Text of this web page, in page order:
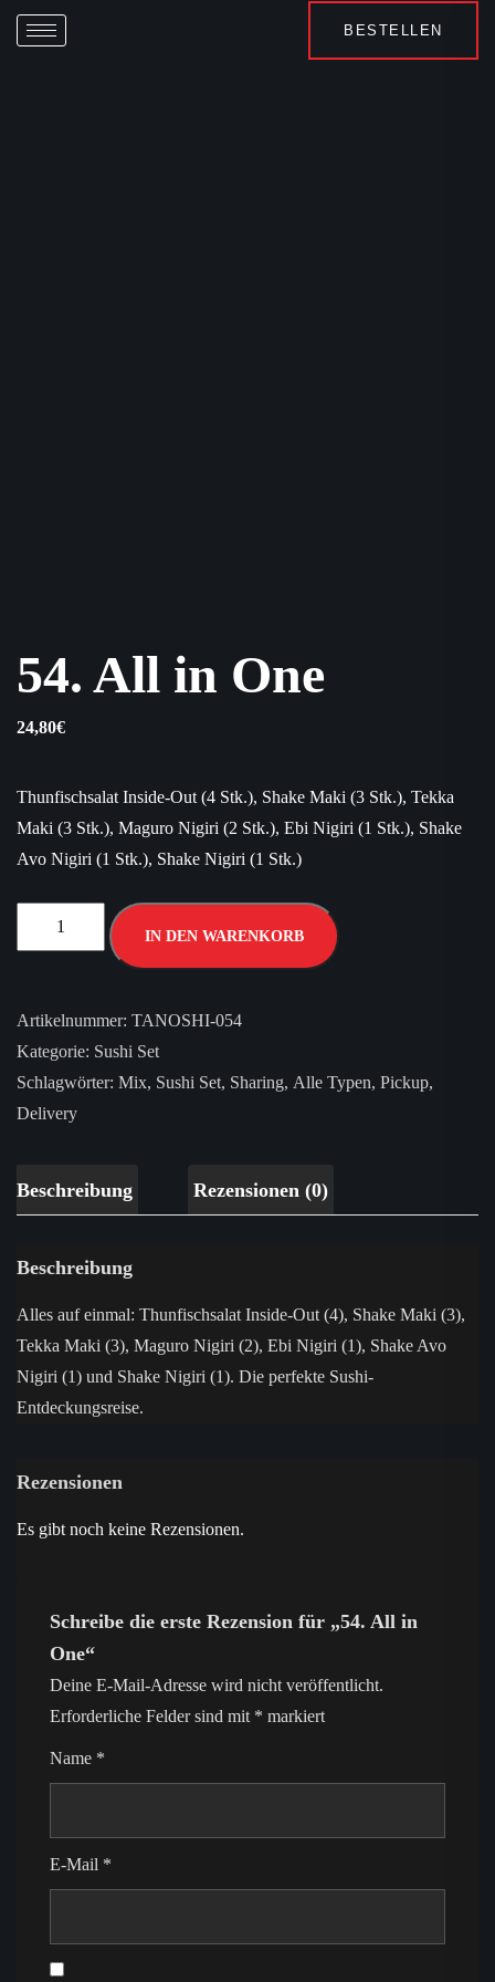
BESTELLEN
54. All in One
24,80€
Thunfischsalat Inside-Out (4 Stk.), Shake Maki (3 Stk.), Tekka
Maki (3 Stk.), Maguro Nigiri (2 Stk.), Ebi Nigiri (1 Stk.), Shake
Avo Nigiri (1 Stk.), Shake Nigiri (1 Stk.)
IN DEN WARENKORB
Artikelnummer: TANOSHI-054
Kategorie: Sushi Set
Schlagwörter: Mix, Sushi Set, Sharing, Alle Typen, Pickup,
Delivery
Beschreibung Rezensionen (0)
Beschreibung
Alles auf einmal: Thunfischsalat Inside-Out (4), Shake Maki (3),
Tekka Maki (3), Maguro Nigiri (2), Ebi Nigiri (1), Shake Avo
Nigiri (1) und Shake Nigiri (1). Die perfekte Sushi-
Entdeckungsreise.
Rezensionen
Es gibt noch keine Rezensionen.
Schreibe die erste Rezension für „54. All in
One“
Deine E-Mail-Adresse wird nicht veröffentlicht.
Erforderliche Felder sind mit * markiert
Name *
E-Mail *